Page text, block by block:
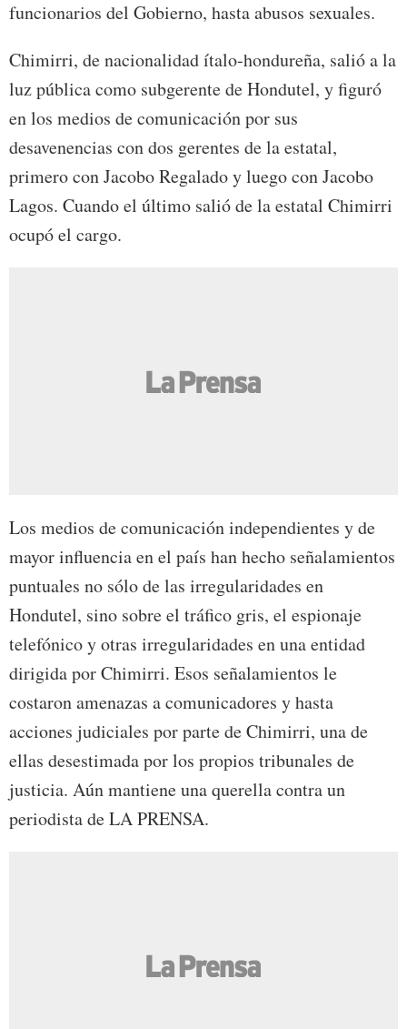
funcionarios del Gobierno, hasta abusos sexuales.
Chimirri, de nacionalidad ítalo-hondureña, salió a la
luz pública como subgerente de Hondutel, y figuró
en los medios de comunicación por sus
desavenencias con dos gerentes de la estatal,
primero con Jacobo Regalado y luego con Jacobo
Lagos. Cuando el último salió de la estatal Chimirri
ocupó el cargo.
Los medios de comunicación independientes y de
mayor influencia en el país han hecho señalamientos
puntuales no sólo de las irregularidades en
Hondutel, sino sobre el tráfico gris, el espionaje
telefónico y otras irregularidades en una entidad
dirigida por Chimirri. Esos señalamientos le
costaron amenazas a comunicadores y hasta
acciones judiciales por parte de Chimirri, una de
ellas desestimada por los propios tribunales de
justicia. Aún mantiene una querella contra un
periodista de LA PRENSA.